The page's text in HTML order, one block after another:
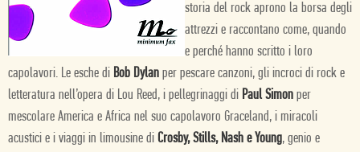
storia del rock aprono la borsa degli
attrezzi e raccontano come, quando
e perché hanno scritto i loro
capolavori. Le esche di Bob Dylan per pescare canzoni, gli incroci di rock e
letteratura nell’opera di Lou Reed, i pellegrinaggi di Paul Simon per
mescolare America e Africa nel suo capolavoro Graceland, i miracoli
acustici e i viaggi in limousine di Crosby, Stills, Nash e Young, genio e